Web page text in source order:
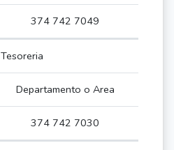
374 742 7049
Tesoreria
Departamento o Area
374 742 7030